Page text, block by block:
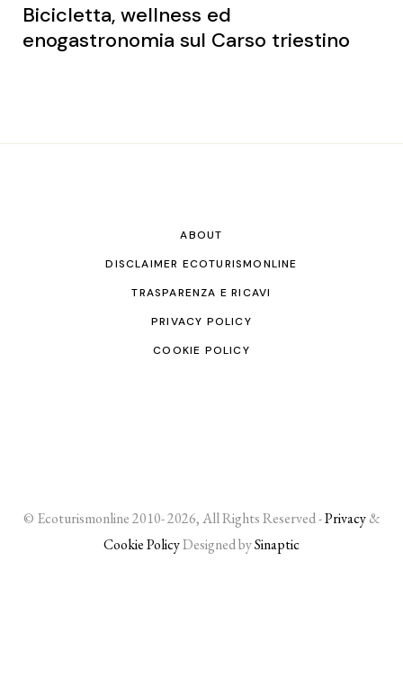
Bicicletta, wellness ed
enogastronomia sul Carso triestino
ABOUT
DISCLAIMER ECOTURISMONLINE
TRASPARENZA E RICAVI
PRIVACY POLICY
COOKIE POLICY
© Ecoturismonline 2010- 2026, All Rights Reserved -Privacy&
Cookie PolicyDesigned bySinaptic